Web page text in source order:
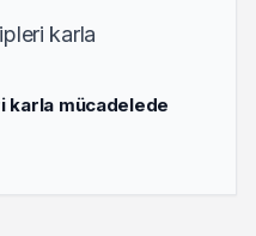
karla mücadelede